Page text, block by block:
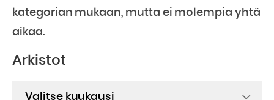
kategorian mukaan, mutta ei molempia yhtä
aikaa.
Arkistot